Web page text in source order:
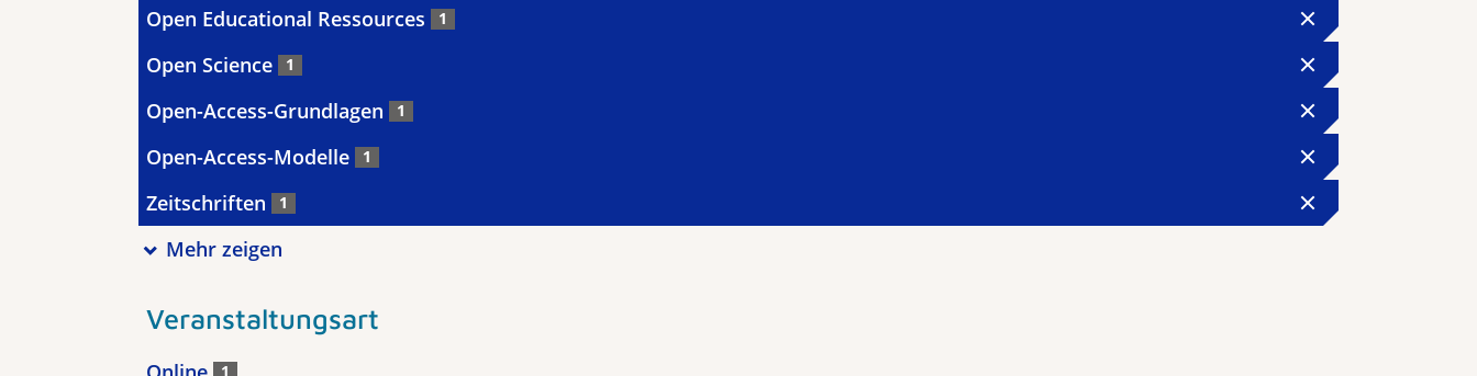
Open Educational Ressources 1
Open Science 1
Open-Access-Grundlagen 1
Open-Access-Modelle 1
Zeitschriften 1
Mehr zeigen
Veranstaltungsart
1